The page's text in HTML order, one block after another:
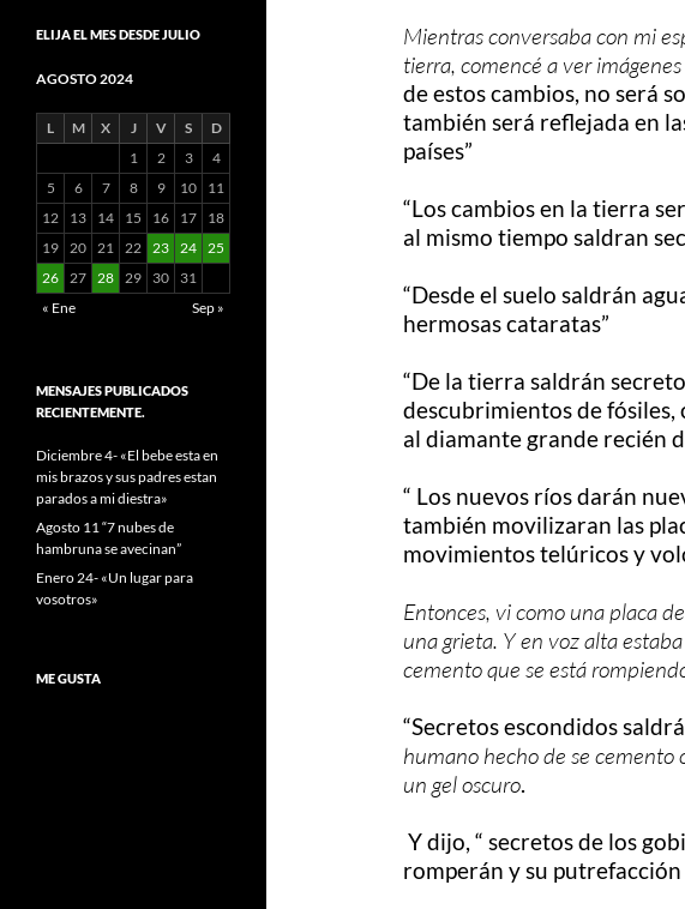
Mientras conversaba con mi
tierra, comencé a ver
de estos cambios, no será
también será reflejada en
países”
“Los cambios en la tierra
al mismo tiempo saldran
“Desde el suelo saldrán
hermosas cataratas”
“De la tierra saldrán
descubrimientos de
al diamante grande recién
“ Los nuevos ríos darán
también movilizaran las
movimientos telúricos y
Entonces, vi como una placa
una grieta. Y en voz alta
cemento que se está
“Secretos escondidos
humano hecho de se cemento
un gel oscuro.
Y dijo, “ secretos de los
romperán y su putrefacción
ELIJA EL MES DESDE JULIO
AGOSTO 2024
L M X J V S
D
1
2 3
4
5
6 7 8 9 10
11
12
13 14 15 16 17
18
19 20 21 22 23 24 25
26 27 28 29 30
31
« Ene
Sep »
MENSAJES PUBLICADOS
RECIENTEMENTE.
Diciembre 4- «El bebe esta en
mis brazos y sus padres estan
parados a mi diestra»
Agosto 11 “7 nubes de
hambruna se avecinan”
Enero 24- «Un lugar para
vosotros»
ME GUSTA